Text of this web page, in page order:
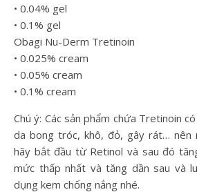
• 0.04% gel
• 0.1% gel
Obagi Nu-Derm Tretinoin
• 0.025% cream
• 0.05% cream
• 0.1% cream
Chú ý: Các sản phẩm chứa Tretinoin
da bong tróc, khô, đỏ, gây rát… nên
hãy bắt đầu từ Retinol và sau đó
mức thấp nhất và tăng dần sau và
dụng kem chống nắng nhé.